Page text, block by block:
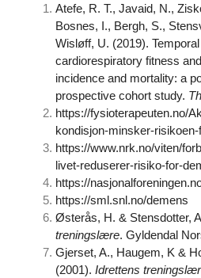
Atefe, R. T., Javaid, N.,
Bosnes, I., Bergh, S.,
Wisløff, U. (2019).
cardiorespiratory fitness
incidence and mortality: a
prospective cohort study.
https://fysioterapeuten.no/
kondisjon-minsker-
https://www.nrk.no/viten/
livet-reduserer-risiko-for-
https://
https://sml.snl.no/demens
Østerås, H. & Stensdotter,
treningslære. Gyldendal
Gjerset, A., Haugem, K &
(2001). Idrettens